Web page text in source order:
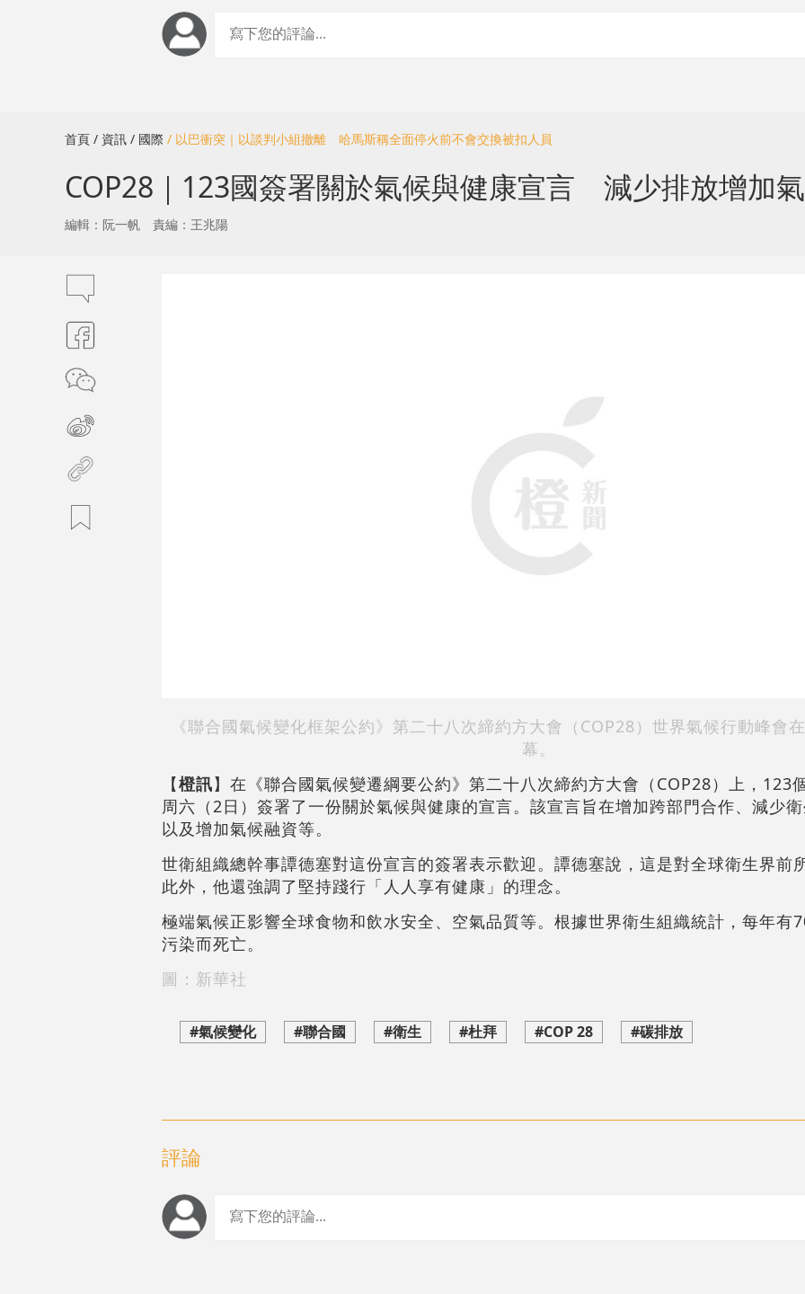
首頁 / 資訊 / 國際 / 以巴衝突｜以談判小組撤離 哈馬斯稱全面停火前不會交換被扣人員
COP28｜123國簽署關於氣候與健康宣言 減少排放增加
編輯：阮一帆 責編：王兆陽
《聯合國氣候變化框架公約》第二十八次締約方大會（COP28）世界氣候行動峰會
幕。
【橙訊】在《聯合國氣候變遷綱要公約》第二十八次締約方大會（COP28）上，123
周六（2日）簽署了一份關於氣候與健康的宣言。該宣言旨在增加跨部門合作、減少
以及增加氣候融資等。
世衛組織總幹事譚德塞對這份宣言的簽署表示歡迎。譚德塞說，這是對全球衛生界前
此外，他還強調了堅持踐行「人人享有健康」的理念。
極端氣候正影響全球食物和飲水安全、空氣品質等。根據世界衛生組織統計，每年有
污染而死亡。
圖：新華社
#氣候變化 #聯合國 #衛生 #杜拜 #COP 28 #碳排放
評論